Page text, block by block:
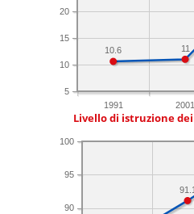
1991 2001
5
10
15
20
11
10.6
Livello di istruzione
90
95
100
91.1